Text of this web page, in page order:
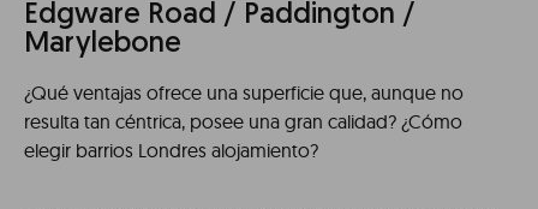
Edgware Road / Paddington /
Marylebone
¿Qué ventajas ofrece una superficie que, aunque no
resulta tan céntrica, posee una gran calidad? ¿Cómo
elegir barrios Londres alojamiento?